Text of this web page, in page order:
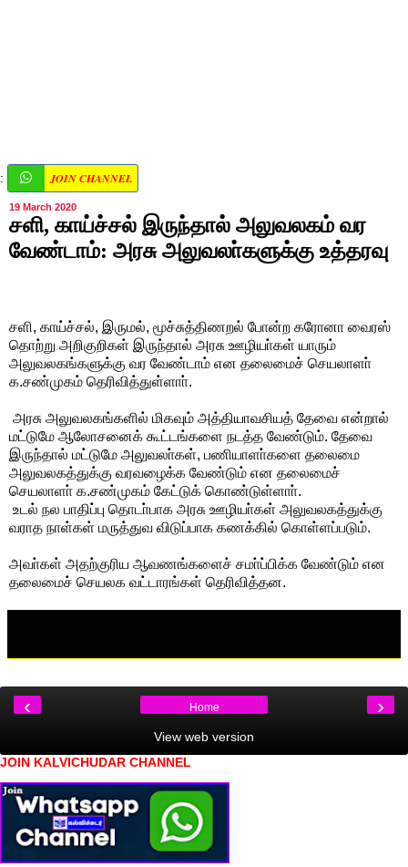
: JOIN CHANNEL
19 March 2020
சளி, காய்ச்சல் இருந்தால் அலுவலகம் வர
வேண்டாம்: அரசு அலுவலா்களுக்கு உத்தரவு
சளி, காய்ச்சல், இருமல், மூச்சுத்திணறல் போன்ற கரோனா வைரஸ்
தொற்று அறிகுறிகள் இருந்தால் அரசு ஊழியா்கள் யாரும்
அலுவலகங்களுக்கு வர வேண்டாம் என தலைமைச் செயலாளா்
க.சண்முகம் தெரிவித்துள்ளாா்.
அரசு அலுவலகங்களில் மிகவும் அத்தியாவசியத் தேவை என்றால்
மட்டுமே ஆலோசனைக் கூட்டங்களை நடத்த வேண்டும். தேவை
இருந்தால் மட்டுமே அலுவலா்கள், பணியாளா்களை தலைமை
அலுவலகத்துக்கு வரவழைக்க வேண்டும் என தலைமைச்
செயலாளா் க.சண்முகம் கேட்டுக் கொண்டுள்ளாா்.
உடல் நல பாதிப்பு தொடா்பாக அரசு ஊழியா்கள் அலுவலகத்துக்கு
வராத நாள்கள் மருத்துவ விடுப்பாக கணக்கில் கொள்ளப்படும்.
அவா்கள் அதற்குரிய ஆவணங்களைச் சமா்ப்பிக்க வேண்டும் என
தலைமைச் செயலக வட்டாரங்கள் தெரிவித்தன.
‹ ›
Home
View web version
JOIN KALVICHUDAR CHANNEL